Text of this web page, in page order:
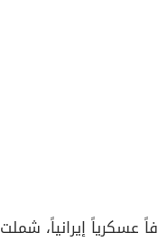
إن القوات الأميركية استهدفت نحو 90 هدفاً عسكرياً إيرانياً، شملت